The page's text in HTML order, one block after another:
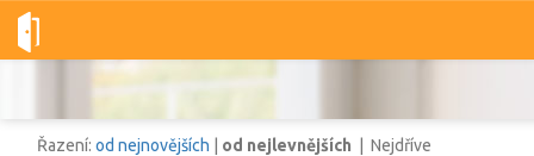
Dobré-nemovitosti.cz obec Úsilné, okres České Budějovice,
Řazení: od nejnovějších od nejlevnějších
| Nejdříve